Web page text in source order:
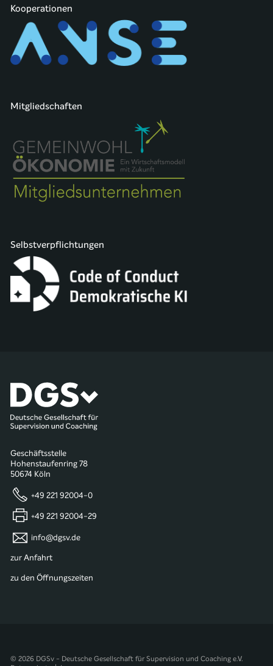
Kooperationen
Mitgliedschaften
Selbstverpflichtungen
Geschäftsstelle
Hohenstaufenring 78
50674 Köln
+49 221 92004-0
+49 221 92004-29
info@dgsv.de
zur Anfahrt
zu den Öffnungszeiten
© 2026 DGSv - Deutsche Gesellschaft für Supervision und Coaching e.V.